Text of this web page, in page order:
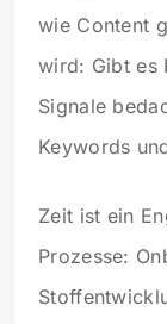
wie Content
wird: Gibt es
Signale
Keywords
Zeit ist ein
Prozesse: